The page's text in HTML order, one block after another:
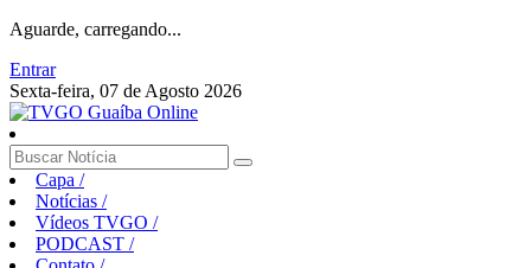
Aguarde, carregando...
Entrar
Sexta-feira, 07 de Agosto 2026
Capa /
Notícias /
Vídeos TVGO /
PODCAST /